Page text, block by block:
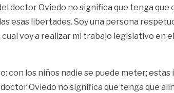
doctor Oviedo no significa que tenga
esas libertades. Soy una persona
voy a realizar mi trabajo legislativo en
con los niños nadie se puede meter;
Oviedo no significa que tenga que